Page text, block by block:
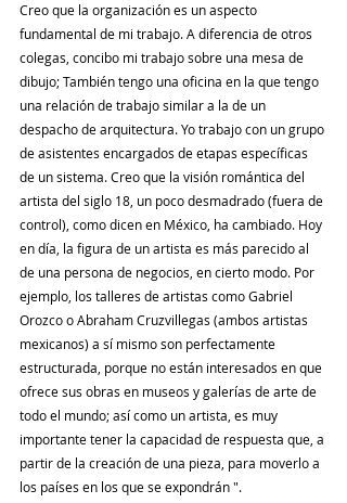
Creo que la organización es un aspecto
fundamental de mi trabajo. A diferencia de otros
colegas, concibo mi trabajo sobre una mesa de
dibujo; También tengo una oficina en la que tengo
una relación de trabajo similar a la de un
despacho de arquitectura. Yo trabajo con un grupo
de asistentes encargados de etapas específicas
de un sistema. Creo que la visión romántica del
artista del siglo 18, un poco desmadrado (fuera de
control), como dicen en México, ha cambiado. Hoy
en día, la figura de un artista es más parecido al
de una persona de negocios, en cierto modo. Por
ejemplo, los talleres de artistas como Gabriel
Orozco o Abraham Cruzvillegas (ambos artistas
mexicanos) a sí mismo son perfectamente
estructurada, porque no están interesados ​​en que
ofrece sus obras en museos y galerías de arte de
todo el mundo; así como un artista, es muy
importante tener la capacidad de respuesta que, a
partir de la creación de una pieza, para moverlo a
los países en los que se expondrán ".